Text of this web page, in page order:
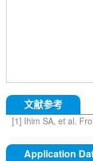
文献参考
[1] Ihim SA, et al.
Application